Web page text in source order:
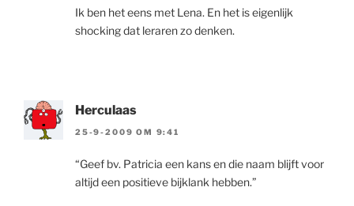
Ik ben het eens met Lena. En het is eigenlijk
shocking dat leraren zo denken.
Herculaas
25-9-2009 OM 9:41
“Geef bv. Patricia een kans en die naam blijft voor
altijd een positieve bijklank hebben.”